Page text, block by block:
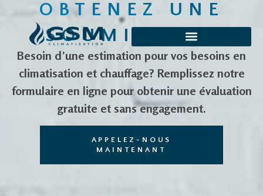
https://gsminc.ca/
OBTENEZ UNE
SOUMISSION
Besoin d’une estimation pour vos besoins en
climatisation et chauffage? Remplissez notre
formulaire en ligne pour obtenir une évaluation
gratuite et sans engagement.
APPELEZ-NOUS
MAINTENANT